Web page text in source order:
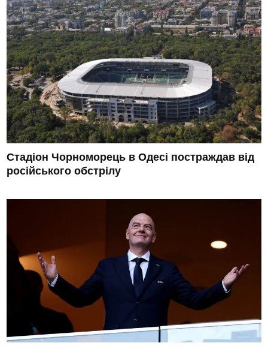
Стадіон Чорноморець в Одесі постраждав від
російського обстрілу